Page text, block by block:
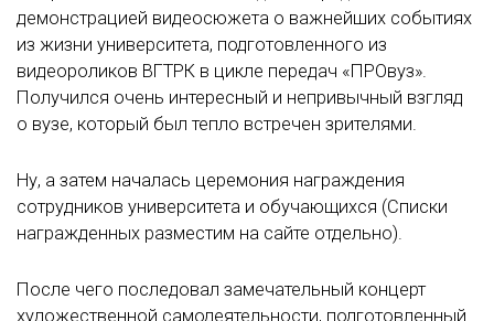
демонстрацией видеосюжета о важнейших событиях
из жизни университета, подготовленного из
видеороликов ВГТРК в цикле передач «ПРОвуз».
Получился очень интересный и непривычный взгляд
о вузе, который был тепло встречен зрителями.
Ну, а затем началась церемония награждения
сотрудников университета и обучающихся (Списки
награжденных разместим на сайте отдельно).
После чего последовал замечательный концерт
художественной самодеятельности, подготовленный